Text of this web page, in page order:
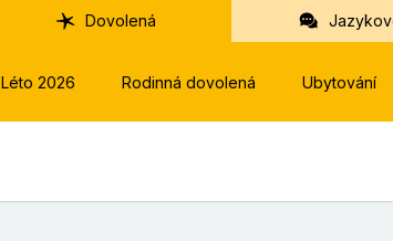
Dovolená
Léto 2026 Rodinná dovolená Ubytování